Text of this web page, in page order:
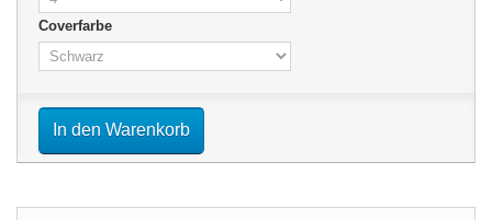
Coverfarbe
In den Warenkorb